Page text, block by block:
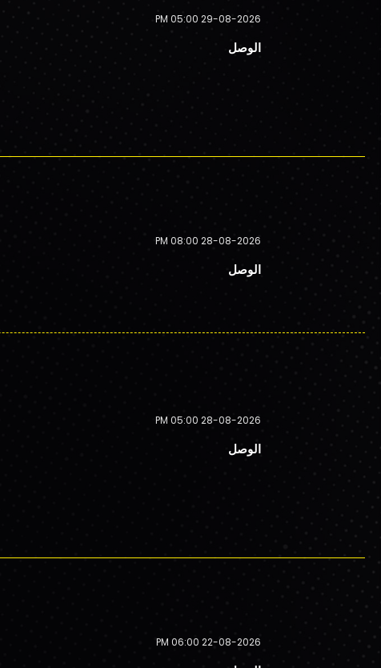
29-08-2026 05:00 PM
الوصل
28-08-2026 08:00 PM
الوصل
28-08-2026 05:00 PM
الوصل
22-08-2026 06:00 PM